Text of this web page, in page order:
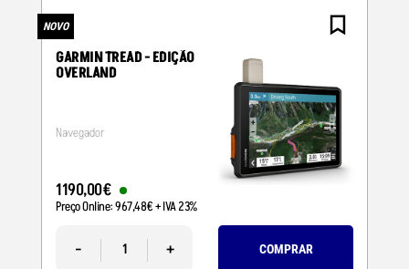
NOVO
GARMIN TREAD - EDIÇÃO
OVERLAND
Navegador
1190,00€
Preço Online:967,48€+ IVA 23%
- + COMPRAR